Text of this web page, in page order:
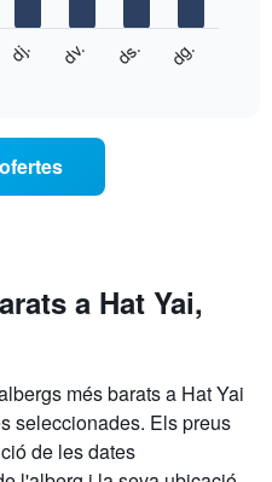
dj. dv. ds. dg.
a Hat Yai,
més barats a Hat Yai
seleccionades. Els preus
de les dates